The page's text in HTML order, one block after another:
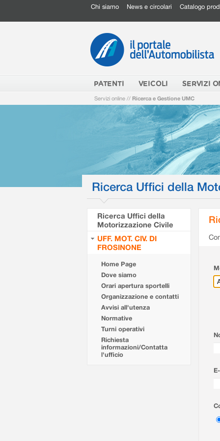
Chi siamo News e circolari Catalogo
PATENTI VEICOLI SERVIZI
Servizi online // Ricerca e Gestione UMC
Ricerca Uffici della
Ricerca Uffici della
Motorizzazione Civile
UFF. MOT. CIV. DI
FROSINONE
Home Page
Dove siamo
Orari apertura sportelli
Organizzazione e contatti
Avvisi all'utenza
Normative
Turni operativi
Richiesta
informazioni/Contatta
l'ufficio